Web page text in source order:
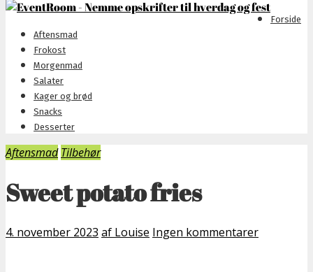
Forside
Aftensmad
Frokost
Morgenmad
Salater
Kager og brød
Snacks
Desserter
Aftensmad Tilbehør
Sweet potato fries
4. november 2023 af Louise Ingen kommentarer